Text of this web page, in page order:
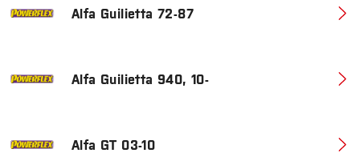
Alfa Guilietta 72-87
Alfa Guilietta 940, 10-
Alfa GT 03-10